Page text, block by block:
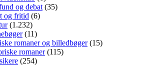
og debat (35)
og fritid (6)
(1.232)
(11)
romaner og billedbøger(15)
romaner(115)
(254)